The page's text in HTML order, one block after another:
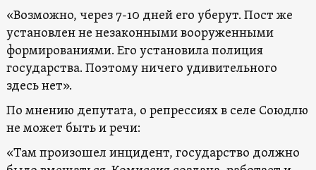
«Возможно, через 7-10 дней его уберут. Пост же
установлен не незаконными вооруженными
формированиями. Его установила полиция
государства. Поэтому ничего удивительного
здесь нет».
По мнению депутата, о репрессиях в селе Союдлю
не может быть и речи:
«Там произошел инцидент, государство должно